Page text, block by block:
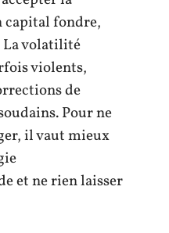
capital fondre,
La volatilité
violents,
de
Pour ne
il vaut mieux
et ne rien laisser